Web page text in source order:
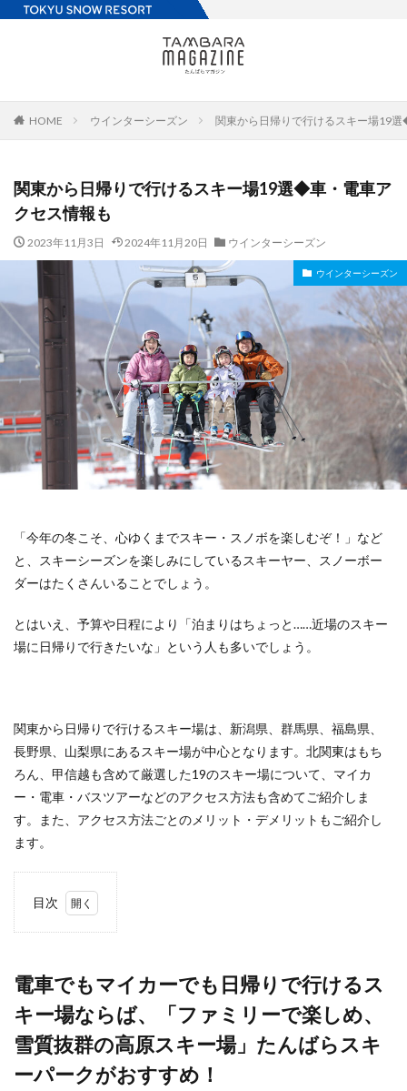
HOME ウインターシーズン 関東から日帰りで行けるスキー場19
関東から日帰りで行けるスキー場19選◆車・電車ア
クセス情報も
2023年11月3日 2024年11月20日 ウインターシーズン
ウインターシーズン
「今年の冬こそ、心ゆくまでスキー・スノボを楽しむぞ！」など
と、スキーシーズンを楽しみにしているスキーヤー、スノーボー
ダーはたくさんいることでしょう。
とはいえ、予算や日程により「泊まりはちょっと……近場のスキー
場に日帰りで行きたいな」という人も多いでしょう。
関東から日帰りで行けるスキー場は、新潟県、群馬県、福島県、
長野県、山梨県にあるスキー場が中心となります。北関東はもち
ろん、甲信越も含めて厳選した19のスキー場について、マイカ
ー・電車・バスツアーなどのアクセス方法も含めてご紹介しま
す。また、アクセス方法ごとのメリット・デメリットもご紹介し
ます。
目次
マイ
カー
でも
りで
行け
るス
電車でもマイカーでも日帰りで行けるス
キー場ならば、「ファミリーで楽しめ、
雪質抜群の高原スキー場」たんばらスキ
ーパークがおすすめ！